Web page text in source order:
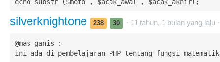
echo substr ($moto , $acak_awal , $acak_akhir);
silverknightone 238 30 · 11 tahun, 1 bulan yang lalu
@mas ganis :
ini ada di pembelajaran PHP tentang fungsi